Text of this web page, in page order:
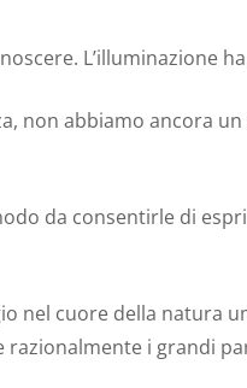
L’illuminazione
non abbiamo ancora
da consentirle di
nel cuore della natura
razionalmente i grandi